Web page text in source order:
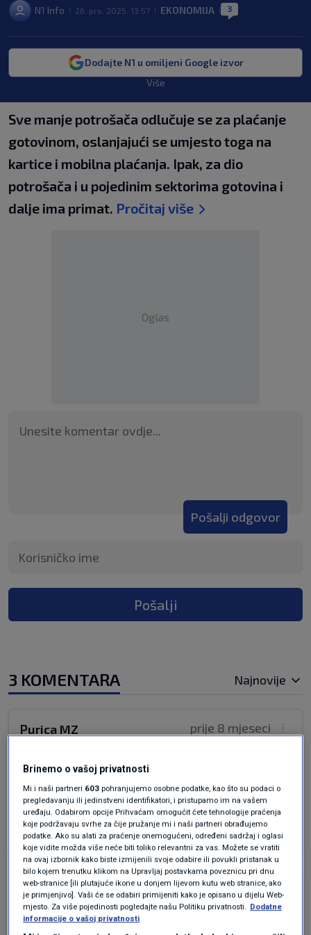
N1 Info 26. pro. 2025. 13:57 EKONOMIJA 3
Dodajte N1 u omiljeni Google izvor
Više
Sve manje potrošača odlučuje se za plaćanje
gotovinom, oslanjajući se umjesto toga na
kartice i mobilna plaćanja. Ipak, za dio
potrošača i u pojedinim sektorima gotovina i
dalje ima primat. Pročitaj više
Oglas
Pošalji odgovor
Pošalji
3 KOMENTARA Najnovije
prije 8 mjeseci
Purica MZ
Kupujte kineske električne automobile kojima
zima skraćuje domet trajanja baterija i
recikliranje iz nekog dobrog razloga.
Odgovor
prije 8 mjeseci
Zagorski tutlek
Brinemo o vašoj privatnosti
Mi i naši partneri 603 pohranjujemo osobne podatke, kao što su podaci o
pregledavanju ili jedinstveni identifikatori, i pristupamo im na vašem
uređaju. Odabirom opcije Prihvaćam omogućit ćete tehnologije praćenja
koje podržavaju svrhe za čije pružanje mi i naši partneri obrađujemo
podatke. Ako su alati za praćenje onemogućeni, određeni sadržaj i oglasi
koje vidite možda više neće biti toliko relevantni za vas. Možete se vratiti
na ovaj izbornik kako biste izmijenili svoje odabire ili povukli pristanak u
bilo kojem trenutku klikom na Upravljaj postavkama poveznicu pri dnu
web-stranice [ili plutajuće ikone u donjem lijevom kutu web stranice, ako
je primjenjivo]. Vaši će se odabiri primijeniti kako je opisano u dijelu Web-
mjesto. Za više pojedinosti pogledajte našu Politiku privatnosti.
Dodatne
informacije o vašoj privatnosti